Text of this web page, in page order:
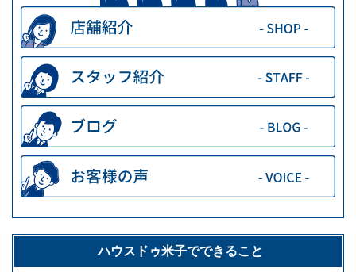
ハウスドゥ米子でできること